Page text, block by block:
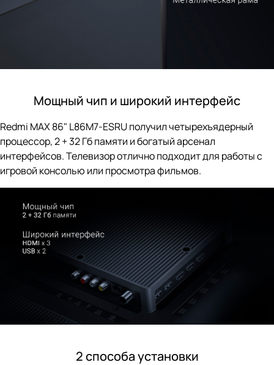
Мощный чип и широкий интерфейс
Redmi MAX 86" L86M7-ESRU получил четырехъядерный
процессор, 2 + 32 Гб памяти и богатый арсенал
интерфейсов. Телевизор отлично подходит для работы с
игровой консолью или просмотра фильмов.
2 способа установки